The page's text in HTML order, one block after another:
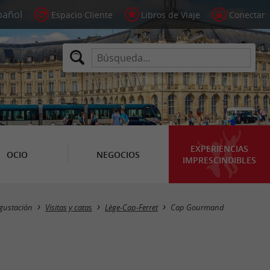
Espacio Cliente Libros de Viaje Conectar
OCIO NEGOCIOS
EXPERIENCIAS
IMPRESCINDIBLES
Visitas y catas Lège-Cap-Ferret Cap Gourmand